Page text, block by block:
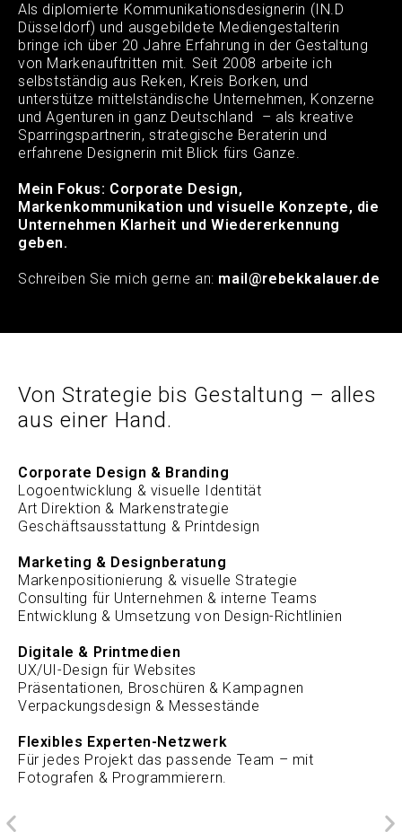
Als diplomierte Kommunikationsdesignerin (IN.D
Düsseldorf) und ausgebildete Mediengestalterin
bringe ich über 20 Jahre Erfahrung in der Gestaltung
von Markenauftritten mit. Seit 2008 arbeite ich
selbstständig aus Reken, Kreis Borken, und
unterstütze mittelständische Unternehmen, Konzerne
und Agenturen in ganz Deutschland
– als kreative
Sparringspartnerin, strategische Beraterin und
erfahrene Designerin mit Blick fürs Ganze.
Mein Fokus: Corporate Design,
Markenkommunikation und visuelle Konzepte, die
Unternehmen Klarheit und Wiedererkennung
geben.
Schreiben Sie mich gerne an: mail@rebekkalauer.de
Von Strategie bis Gestaltung – alles
aus einer Hand.
Corporate Design & Branding
Logoentwicklung & visuelle Identität
Art Direktion & Markenstrategie
Geschäftsausstattung & Printdesign
Marketing & Designberatung
Markenpositionierung & visuelle Strategie
Consulting für Unternehmen & interne Teams
Entwicklung & Umsetzung von Design-Richtlinien
Digitale & Printmedien
UX/UI-Design für Websites
Präsentationen, Broschüren & Kampagnen
Verpackungsdesign & Messestände
Flexibles Experten-Netzwerk
Für jedes Projekt das passende Team – mit
Fotografen & Programmierern.